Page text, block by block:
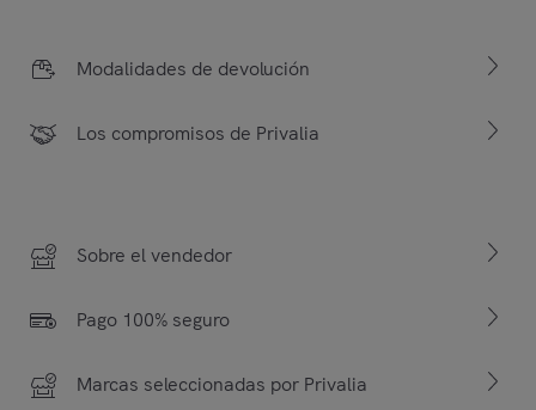
Modalidades de devolución
Los compromisos de Privalia
Sobre el vendedor
Pago 100% seguro
Marcas seleccionadas por Privalia